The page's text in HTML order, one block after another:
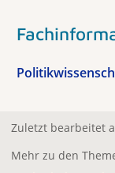
Zuletzt bearbeitet
Mehr zu den